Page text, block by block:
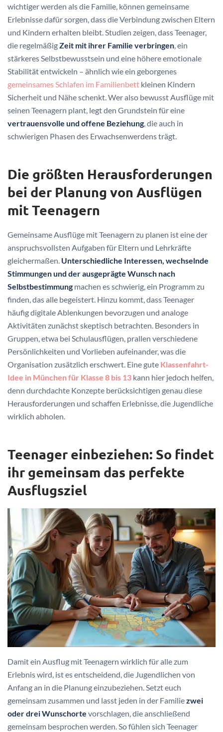
wichtiger werden als die Familie, können gemeinsame
Erlebnisse dafür sorgen, dass die Verbindung zwischen Eltern
und Kindern erhalten bleibt. Studien zeigen, dass Teenager,
die regelmäßigZeit mit ihrer Familie verbringen, ein
stärkeres Selbstbewusstsein und eine höhere emotionale
Stabilität entwickeln – ähnlich wie ein geborgenes
gemeinsames Schlafen im Familienbett kleinen Kindern
Sicherheit und Nähe schenkt. Wer also bewusst Ausflüge mit
seinen Teenagern plant, legt den Grundstein für eine
vertrauensvolle und offene Beziehung, die auch in
schwierigen Phasen des Erwachsenwerdens trägt.
Die größten Herausforderungen
bei der Planung von Ausflügen
mit Teenagern
Gemeinsame Ausflüge mit Teenagern zu planen ist eine der
anspruchsvollsten Aufgaben für Eltern und Lehrkräfte
gleichermaßen. Unterschiedliche Interessen, wechselnde
Stimmungen und der ausgeprägte Wunsch nach
Selbstbestimmung machen es schwierig, ein Programm zu
finden, das alle begeistert. Hinzu kommt, dass Teenager
häufig digitale Ablenkungen bevorzugen und analoge
Aktivitäten zunächst skeptisch betrachten. Besonders in
Gruppen, etwa bei Schulausflügen, prallen verschiedene
Persönlichkeiten und Vorlieben aufeinander, was die
Organisation zusätzlich erschwert. Eine gute Klassenfahrt-
Idee in München für Klasse 8 bis 13 kann hier jedoch helfen,
denn durchdachte Konzepte berücksichtigen genau diese
Herausforderungen und schaffen Erlebnisse, die Jugendliche
wirklich abholen.
Teenager einbeziehen: So findet
ihr gemeinsam das perfekte
Ausflugsziel
Damit ein Ausflug mit Teenagern wirklich für alle zum
Erlebnis wird, ist es entscheidend, die Jugendlichen von
Anfang an in die Planung einzubeziehen. Setzt euch
gemeinsam zusammen und lasst jeden in der Familiezwei
oder drei Wunschorte vorschlagen, die anschließend
gemeinsam besprochen werden. So fühlen sich Teenager